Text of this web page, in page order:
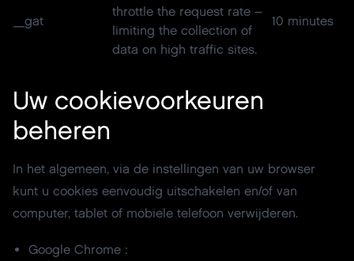
_gat
throttle the request rate –
limiting the collection of
data on high traffic sites.
10 minutes
Uw cookievoorkeuren
beheren
In het algemeen, via de instellingen van uw browser
kunt u cookies eenvoudig uitschakelen en/of van
computer, tablet of mobiele telefoon verwijderen.
Google Chrome :